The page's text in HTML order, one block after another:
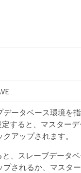
データベース環境を
定すると、マスターデ
アップされます。
と、スレーブデータ
プされるか、マスタ